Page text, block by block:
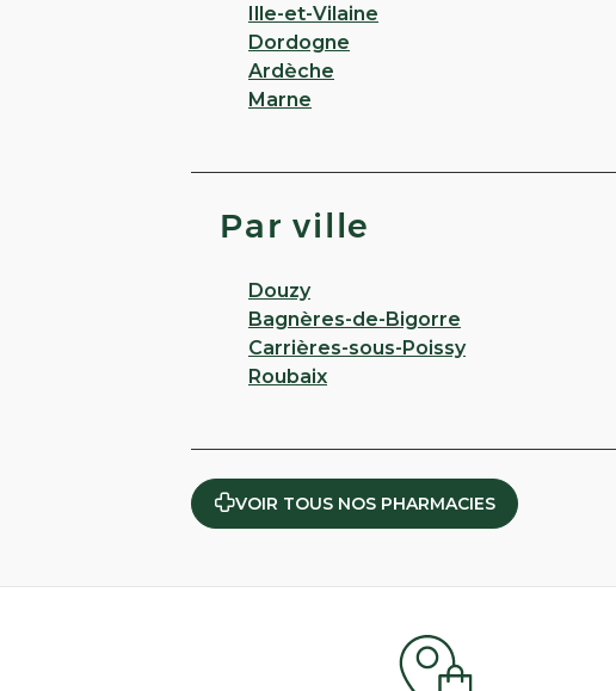
Ille-et-Vilaine
Dordogne
Ardèche
Marne
Par ville
Douzy
Bagnères-de-Bigorre
Carrières-sous-Poissy
Roubaix
VOIR TOUS NOS PHARMACIES